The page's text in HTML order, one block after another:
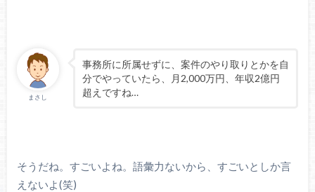
まさし
事務所に所属せずに、案件のやり取りとかを自
分でやっていたら、月2,000万円、年収2億円
超えですね…
そうだね。すごいよね。語彙力ないから、すごいとしか言
えないよ(笑)